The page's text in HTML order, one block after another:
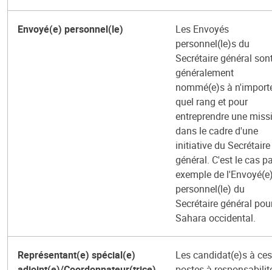
Envoyé(e) personnel(le)
Les Envoyés
personnel(le)s du
Secrétaire général
généralement
nommé(e)s à
quel rang et pour
entreprendre une
dans le cadre d'une
initiative du Secrétaire
général. C'est le cas
exemple de
personnel(le) du
Secrétaire général
Sahara occidental.
Représentant(e) spécial(e)
Les candidat(e)s à ces